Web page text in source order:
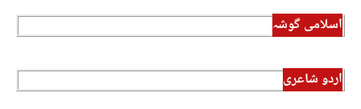
اسلامی گوشہ
اردو شاعری